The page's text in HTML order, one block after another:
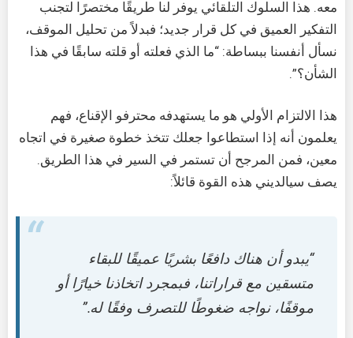
معه. هذا السلوك التلقائي يوفر لنا طريقًا مختصرًا لتجنب
التفكير العميق في كل قرار جديد؛ فبدلاً من تحليل الموقف،
نسأل أنفسنا ببساطة: “ما الذي فعلته أو قلته سابقًا في هذا
الشأن؟”.
هذا الالتزام الأولي هو ما يستهدفه محترفو الإقناع، فهم
يعلمون أنه إذا استطاعوا جعلك تتخذ خطوة صغيرة في اتجاه
معين، فمن المرجح أن تستمر في السير في هذا الطريق.
يصف سيالديني هذه القوة قائلاً:
“يبدو أن هناك دافعًا بشريًا عميقًا للبقاء
متسقين مع قراراتنا، فبمجرد اتخاذنا خيارًا أو
موقفًا، نواجه ضغوطًا للتصرف وفقًا له.”